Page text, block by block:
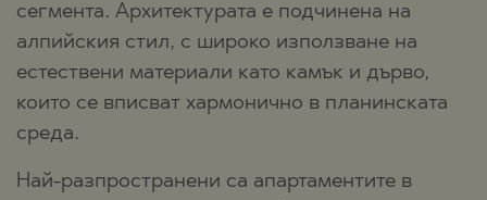
сегмента. Архитектурата е подчинена на
алпийския стил, с широко използване на
естествени материали като камък и дърво,
които се вписват хармонично в планинската
среда.
Най-разпространени са апартаментите в